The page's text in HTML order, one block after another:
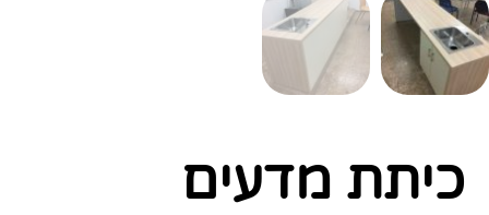
כיתת מדעים